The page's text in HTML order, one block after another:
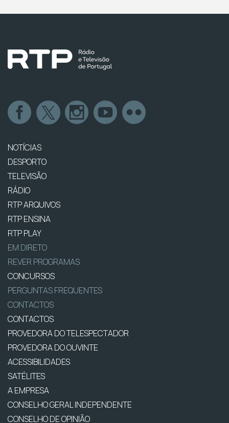
NOTÍCIAS
DESPORTO
TELEVISÃO
RÁDIO
RTP ARQUIVOS
RTP ENSINA
RTP PLAY
EM DIRETO
REVER PROGRAMAS
CONCURSOS
PERGUNTAS FREQUENTES
CONTACTOS
CONTACTOS
PROVEDORA DO TELESPECTADOR
PROVEDORA DO OUVINTE
ACESSIBILIDADES
SATÉLITES
A EMPRESA
CONSELHO GERAL INDEPENDENTE
CONSELHO DE OPINIÃO